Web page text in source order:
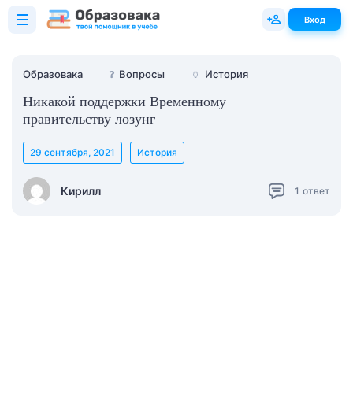
Образовака ❓ Вопросы 🏺 История
Никакой поддержки Временному
правительству лозунг
Кирилл
29 сентября, 2021 История
1 ответ
Вход